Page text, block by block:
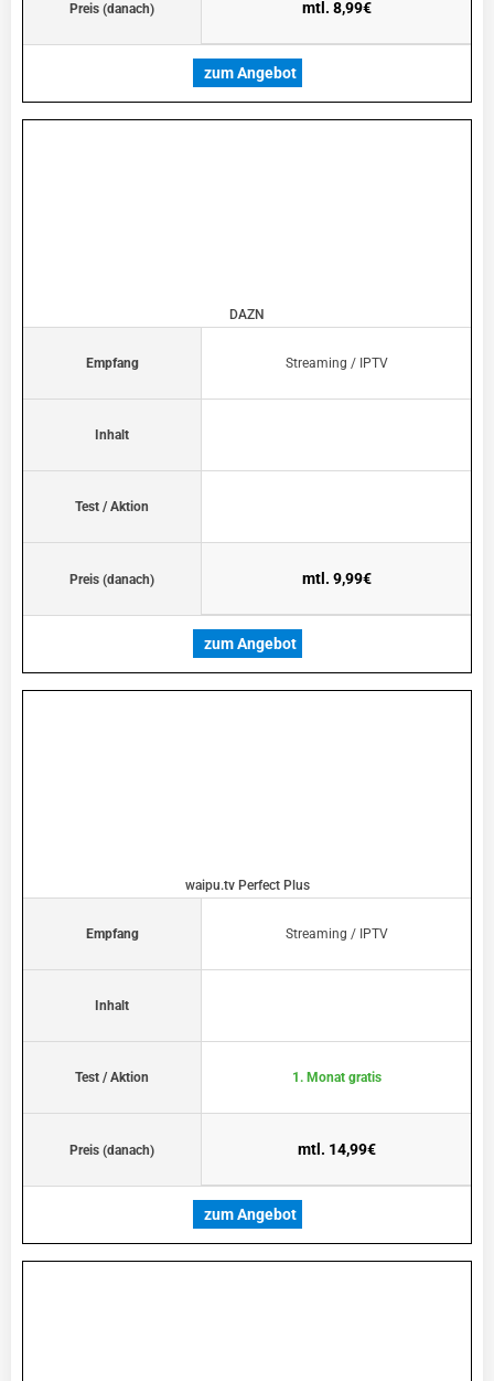
Preis (danach) mtl. 8,99€
zum Angebot
DAZN
Empfang
Inhalt
Test / Aktion
Preis (danach)
Streaming / IPTV
mtl. 9,99€
zum Angebot
waipu.tv Perfect Plus
Empfang
Inhalt
Test / Aktion
Preis (danach)
Streaming / IPTV
1. Monat gratis
mtl. 14,99€
zum Angebot